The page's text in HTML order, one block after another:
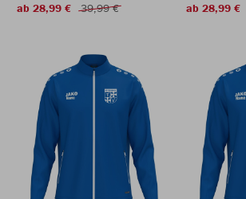
ab 28,99 €
39,99 €
ab 28,99 €